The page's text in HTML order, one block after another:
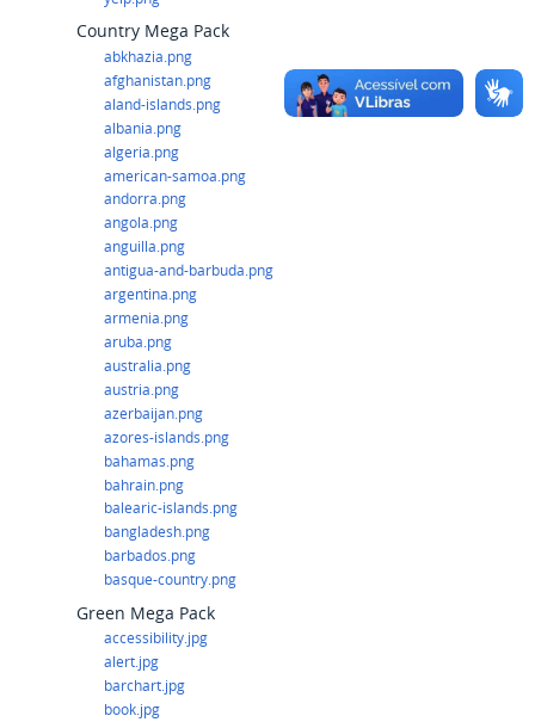
Country Mega Pack
abkhazia.png
afghanistan.png
aland-islands.png
albania.png
algeria.png
american-samoa.png
andorra.png
angola.png
anguilla.png
antigua-and-barbuda.png
argentina.png
armenia.png
aruba.png
australia.png
austria.png
azerbaijan.png
azores-islands.png
bahamas.png
bahrain.png
balearic-islands.png
bangladesh.png
barbados.png
basque-country.png
Green Mega Pack
accessibility.jpg
alert.jpg
barchart.jpg
book.jpg